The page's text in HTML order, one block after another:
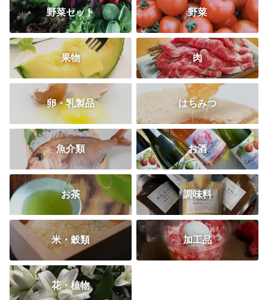
野菜セット 野菜
果物 肉
卵・乳製品 はちみつ
魚介類 お酒
お茶 調味料
米・穀類 加工品
花・植物